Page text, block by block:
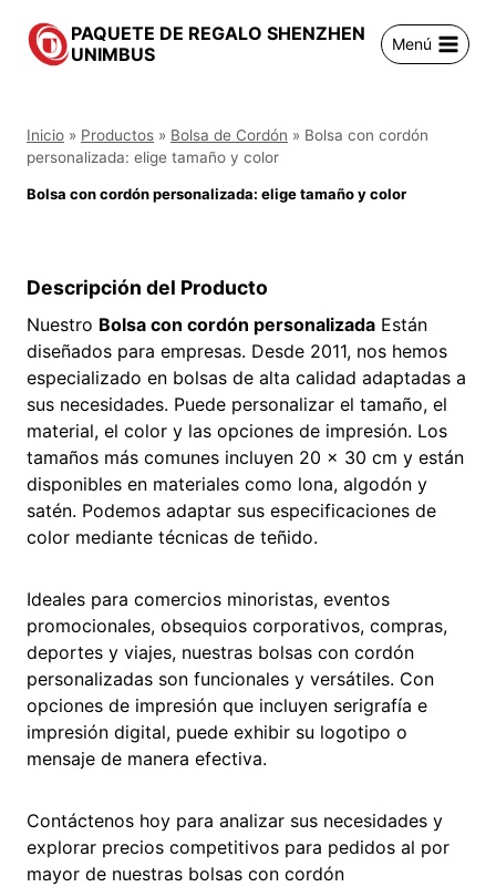
contenido
PAQUETE DE REGALO SHENZHEN
UNIMBUS
Menú
Inicio » Productos » Bolsa de Cordón » Bolsa con cordón
personalizada: elige tamaño y color
Bolsa con cordón personalizada: elige tamaño y color
Descripción del Producto
Nuestro Bolsa con cordón personalizada Están
diseñados para empresas. Desde 2011, nos hemos
especializado en bolsas de alta calidad adaptadas a
sus necesidades. Puede personalizar el tamaño, el
material, el color y las opciones de impresión. Los
tamaños más comunes incluyen 20 x 30 cm y están
disponibles en materiales como lona, algodón y
satén. Podemos adaptar sus especificaciones de
color mediante técnicas de teñido.
Ideales para comercios minoristas, eventos
promocionales, obsequios corporativos, compras,
deportes y viajes, nuestras bolsas con cordón
personalizadas son funcionales y versátiles. Con
opciones de impresión que incluyen serigrafía e
impresión digital, puede exhibir su logotipo o
mensaje de manera efectiva.
Contáctenos hoy para analizar sus necesidades y
explorar precios competitivos para pedidos al por
mayor de nuestras bolsas con cordón